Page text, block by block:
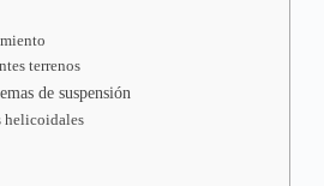
terrenos
de suspensión
helicoidales